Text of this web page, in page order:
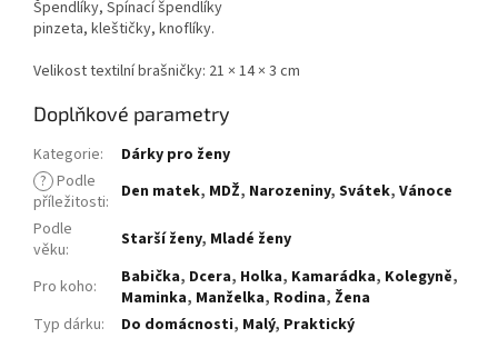
Špendlíky, Spínací špendlíky
pinzeta, kleštičky, knoflíky.
Velikost textilní brašničky: 21 × 14 × 3 cm
Doplňkové parametry
Kategorie:
Dárky pro ženy
? Podle
příležitosti: Den matek, MDŽ, Narozeniny, Svátek, Vánoce
Podle
věku: Starší ženy, Mladé ženy
Pro koho: Babička, Dcera, Holka, Kamarádka, Kolegyně,
Maminka, Manželka, Rodina, Žena
Typ dárku: Do domácnosti, Malý, Praktický